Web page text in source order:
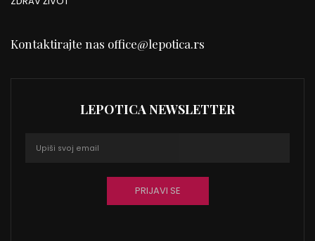
Kontaktirajte nas office@lepotica.rs
LEPOTICA NEWSLETTER